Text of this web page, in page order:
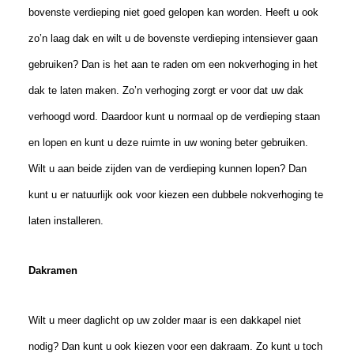
bovenste verdieping niet goed gelopen kan worden. Heeft u ook
zo’n laag dak en wilt u de bovenste verdieping intensiever gaan
gebruiken? Dan is het aan te raden om een nokverhoging in het
dak te laten maken. Zo’n verhoging zorgt er voor dat uw dak
verhoogd word. Daardoor kunt u normaal op de verdieping staan
en lopen en kunt u deze ruimte in uw woning beter gebruiken.
Wilt u aan beide zijden van de verdieping kunnen lopen? Dan
kunt u er natuurlijk ook voor kiezen een dubbele nokverhoging te
laten installeren.
Dakramen
Wilt u meer daglicht op uw zolder maar is een dakkapel niet
nodig? Dan kunt u ook kiezen voor een dakraam. Zo kunt u toch